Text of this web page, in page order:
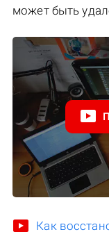
может быть
Как